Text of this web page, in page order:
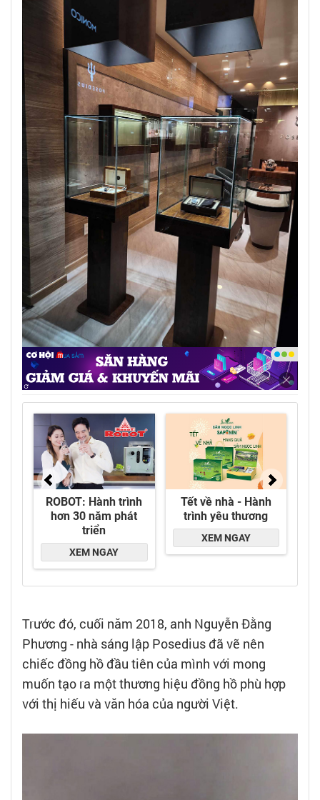
Showroom của Posedius được bài trí như một
không gian triển lãm thu nhỏ - Ảnh: DNCC
Trước đó, cuối năm 2018, anh Nguyễn Đằng
Phương - nhà sáng lập Posedius đã vẽ nên
chiếc đồng hồ đầu tiên của mình với mong
muốn tạo ra một thương hiệu đồng hồ phù hợp
với thị hiếu và văn hóa của người Việt.